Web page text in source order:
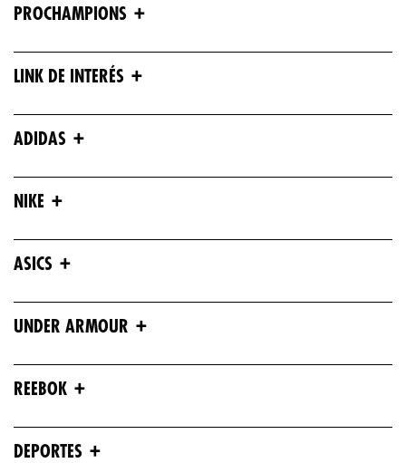
PROCHAMPIONS +
LINK DE INTERÉS +
ADIDAS +
NIKE +
ASICS +
UNDER ARMOUR +
REEBOK +
DEPORTES +